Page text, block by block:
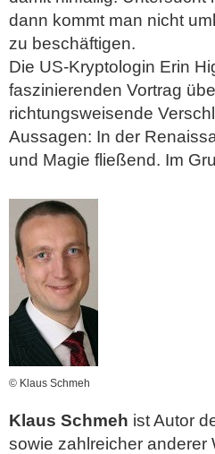
dann kommt man nicht
zu beschäftigen.
Die US-Kryptologin Erin
faszinierenden Vortrag
richtungsweisende
Aussagen: In der
und Magie fließend. Im
© Klaus Schmeh
Klaus Schmeh ist Autor
sowie zahlreicher anderer